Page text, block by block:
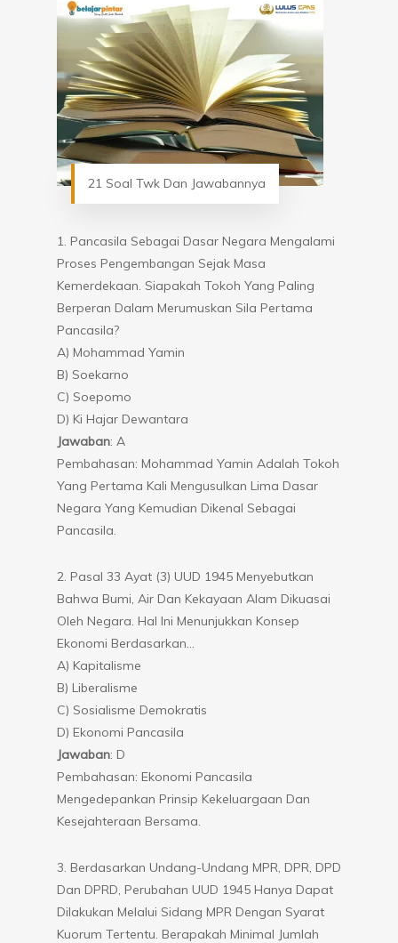
21 Soal Twk Dan Jawabannya
1. Pancasila Sebagai Dasar Negara Mengalami
Proses Pengembangan Sejak Masa
Kemerdekaan. Siapakah Tokoh Yang Paling
Berperan Dalam Merumuskan Sila Pertama
Pancasila?
A) Mohammad Yamin
B) Soekarno
C) Soepomo
D) Ki Hajar Dewantara
Jawaban: A
Pembahasan: Mohammad Yamin Adalah Tokoh
Yang Pertama Kali Mengusulkan Lima Dasar
Negara Yang Kemudian Dikenal Sebagai
Pancasila.
2. Pasal 33 Ayat (3) UUD 1945 Menyebutkan
Bahwa Bumi, Air Dan Kekayaan Alam Dikuasai
Oleh Negara. Hal Ini Menunjukkan Konsep
Ekonomi Berdasarkan…
A) Kapitalisme
B) Liberalisme
C) Sosialisme Demokratis
D) Ekonomi Pancasila
Jawaban: D
Pembahasan: Ekonomi Pancasila
Mengedepankan Prinsip Kekeluargaan Dan
Kesejahteraan Bersama.
3. Berdasarkan Undang-Undang MPR, DPR, DPD
Dan DPRD, Perubahan UUD 1945 Hanya Dapat
Dilakukan Melalui Sidang MPR Dengan Syarat
Kuorum Tertentu. Berapakah Minimal Jumlah